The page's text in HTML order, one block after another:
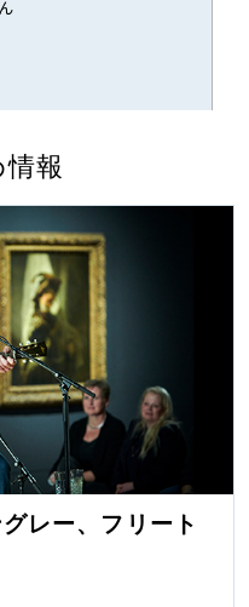
報
レー、フリート